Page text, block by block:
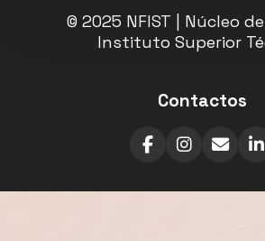
© 2025 NFIST | Núcleo
Instituto Superior
Contactos